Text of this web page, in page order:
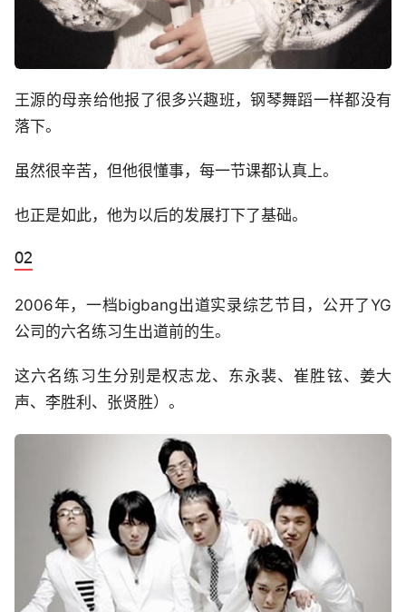
王源的母亲给他报了很多兴趣班，钢琴舞蹈一样都没有
落下。
虽然很辛苦，但他很懂事，每一节课都认真上。
也正是如此，他为以后的发展打下了基础。
2006年，一档bigbang出道实录综艺节目，公开了YG
公司的六名练习生出道前的生。
这六名练习生分别是权志龙、东永裴、崔胜铉、姜大
声、李胜利、张贤胜）。